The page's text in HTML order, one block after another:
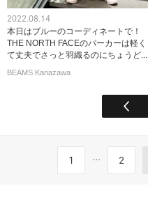
2022.08.14
本日はブルーのコーディネートで！
THE NORTH FACEのパーカーは軽く
て丈夫でさっと羽織るのにちょうど...
BEAMS Kanazawa
1 ... 2